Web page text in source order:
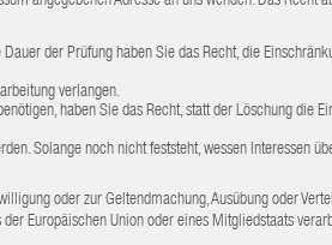
der Prüfung haben Sie das Recht, die
verlangen.
haben Sie das Recht, statt der Löschung die
Solange noch nicht feststeht, wessen Interessen
oder zur Geltendmachung, Ausübung oder
Europäischen Union oder eines Mitgliedstaats